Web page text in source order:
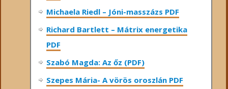
Michaela Riedl – Jóni-masszázs PDF
Richard Bartlett – Mátrix energetika
PDF
Szabó Magda: Az őz (PDF)
Szepes Mária- A vörös oroszlán PDF